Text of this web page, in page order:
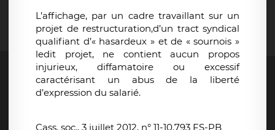
L’affichage, par un cadre travaillant sur un
projet de restructuration,d’un tract syndical
qualifiant d’« hasardeux » et de « sournois »
ledit projet, ne contient aucun propos
injurieux, diffamatoire ou excessif
caractérisant un abus de la liberté
d’expression du salarié.
Cass. soc., 3 juillet 2012, n° 11-10.793 FS-PB